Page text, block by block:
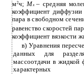
м2ч;Mx– средняя
коэффициент
пара в свободном
равенство скоростей
коэффициент вязкости
в) Уравнения
данных для
массоотдачи в жидкой
характерных